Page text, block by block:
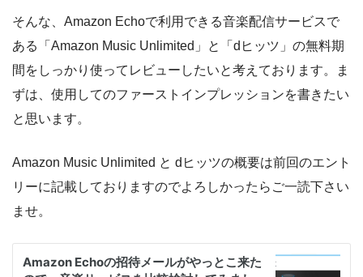
そんな、Amazon Echoで利用できる音楽配信サービスで
ある「Amazon Music Unlimited」と「dヒッツ」の無料期
間をしっかり使ってレビューしたいと考えております。ま
ずは、使用してのファーストインプレッションを書きたい
と思います。
Amazon Music Unlimited と dヒッツの概要は前回のエント
リーに記載しておりますのでよろしかったらご一読下さい
ませ。